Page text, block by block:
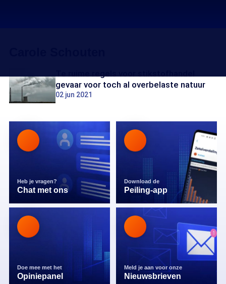
gevaar voor toch al overbelaste natuur
02 jun 2021
Heb je vragen?
Chat met ons
Download de
Peiling-app
Doe mee met het
Opiniepanel
Meld je aan voor onze
Nieuwsbrieven